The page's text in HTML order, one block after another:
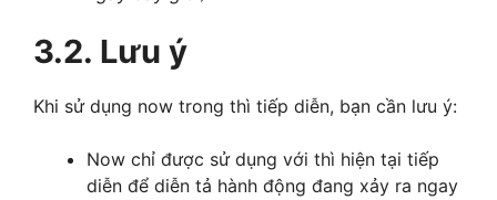
3.2. Lưu ý
Khi sử dụng now trong thì tiếp diễn, bạn cần lưu ý:
Now chỉ được sử dụng với thì hiện tại tiếp
diễn để diễn tả hành động đang xảy ra ngay